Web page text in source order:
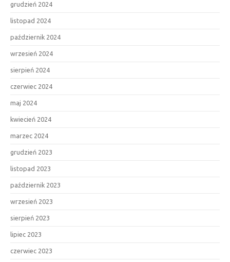
grudzień 2024
listopad 2024
październik 2024
wrzesień 2024
sierpień 2024
czerwiec 2024
maj 2024
kwiecień 2024
marzec 2024
grudzień 2023
listopad 2023
październik 2023
wrzesień 2023
sierpień 2023
lipiec 2023
czerwiec 2023